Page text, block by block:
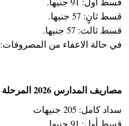
قسط ثانٍ: 57 جنيها.
قسط ثالث: 57 جنيها.
في حالة الاعفاء من المصروفات: 22.10 جنيه.
مصاريف المدارس 2026 المرحلة الإعدادية
سداد كامل: 205 جنيهات
قسط أول: 91 جنيها.